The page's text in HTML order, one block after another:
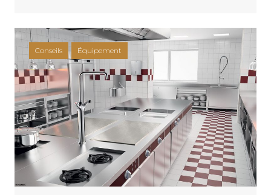
Conseils Équipement